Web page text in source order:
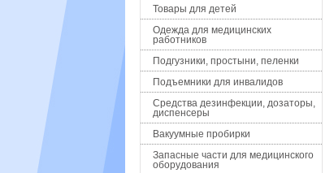
Товары для детей
Одежда для медицинских
работников
Подгузники, простыни, пеленки
Подъемники для инвалидов
Средства дезинфекции, дозаторы,
диспенсеры
Вакуумные пробирки
Запасные части для медицинского
оборудования